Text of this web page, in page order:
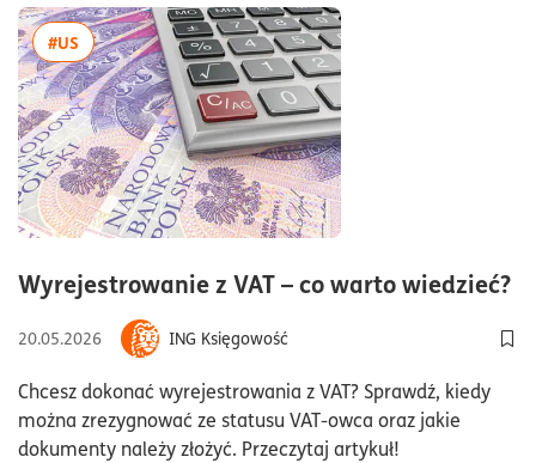
Wyrejestrowanie z VAT – co warto wiedzieć?
20.05.2026
ING Księgowość
Chcesz dokonać wyrejestrowania z VAT? Sprawdź, kiedy
można zrezygnować ze statusu VAT-owca oraz jakie
dokumenty należy złożyć. Przeczytaj artykuł!
#US więcej artykułów z tagiem:#US